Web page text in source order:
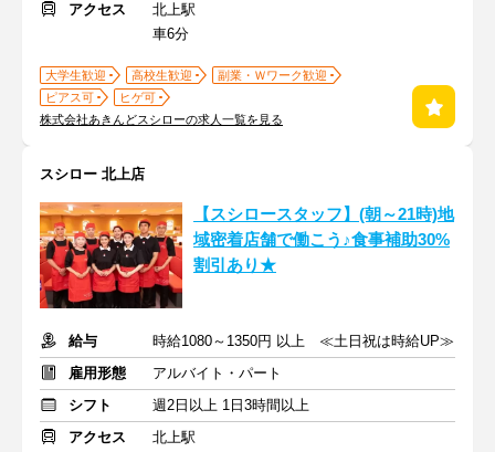
アクセス
北上駅
車6分
大学生歓迎 高校生歓迎
副業・Ｗワーク歓迎
ピアス可
ヒゲ可
株式会社あきんどスシローの求人一覧を見る
スシロー 北上店
【スシロースタッフ】(朝～21時)地
域密着店舗で働こう♪食事補助30%
割引あり★
給与
時給1080～1350円 以上 ≪土日祝は時給UP≫
雇用形態
アルバイト・パート
シフト
週2日以上 1日3時間以上
アクセス
北上駅